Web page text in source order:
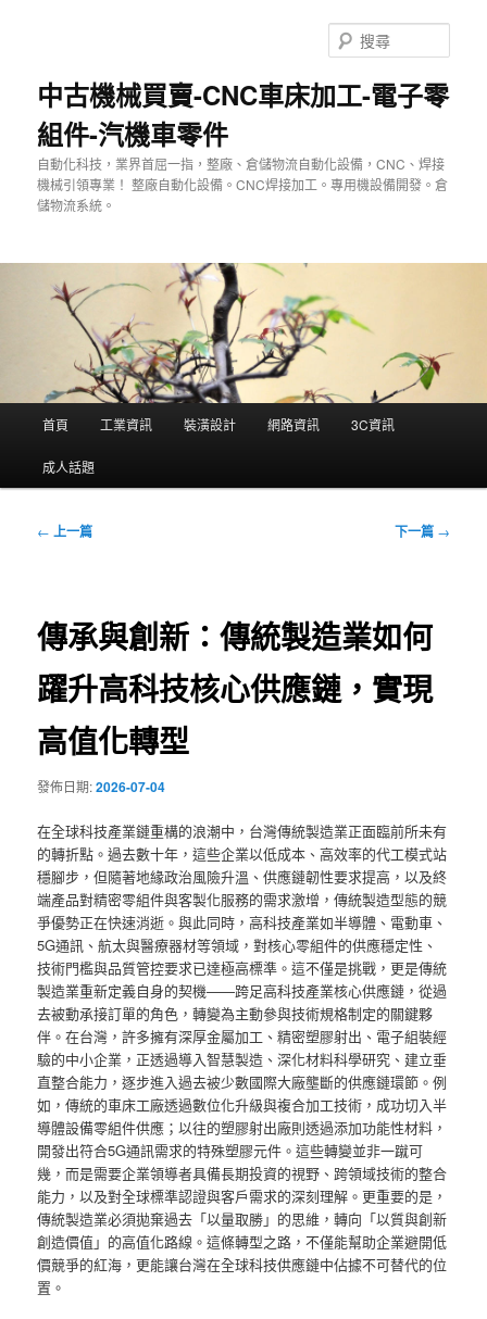
中古機械買賣-CNC車床加工-電子零
組件-汽機車零件
自動化科技，業界首屈一指，整廠、倉儲物流自動化設備，CNC、焊接
機械引領專業！ 整廠自動化設備。CNC焊接加工。專用機設備開發。倉
儲物流系統。
尋
單
首頁 工業資訊 裝潢設計 網路資訊 3C資訊
成人話題
文
← 上一篇 下一篇 →
傳承與創新：傳統製造業如何
躍升高科技核心供應鏈，實現
高值化轉型
發佈日期:2026-07-04
在全球科技產業鏈重構的浪潮中，台灣傳統製造業正面臨前所未有
的轉折點。過去數十年，這些企業以低成本、高效率的代工模式站
穩腳步，但隨著地緣政治風險升溫、供應鏈韌性要求提高，以及終
端產品對精密零組件與客製化服務的需求激增，傳統製造型態的競
爭優勢正在快速消逝。與此同時，高科技產業如半導體、電動車、
5G通訊、航太與醫療器材等領域，對核心零組件的供應穩定性、
技術門檻與品質管控要求已達極高標準。這不僅是挑戰，更是傳統
製造業重新定義自身的契機——跨足高科技產業核心供應鏈，從過
去被動承接訂單的角色，轉變為主動參與技術規格制定的關鍵夥
伴。在台灣，許多擁有深厚金屬加工、精密塑膠射出、電子組裝經
驗的中小企業，正透過導入智慧製造、深化材料科學研究、建立垂
直整合能力，逐步進入過去被少數國際大廠壟斷的供應鏈環節。例
如，傳統的車床工廠透過數位化升級與複合加工技術，成功切入半
導體設備零組件供應；以往的塑膠射出廠則透過添加功能性材料，
開發出符合5G通訊需求的特殊塑膠元件。這些轉變並非一蹴可
幾，而是需要企業領導者具備長期投資的視野、跨領域技術的整合
能力，以及對全球標準認證與客戶需求的深刻理解。更重要的是，
傳統製造業必須拋棄過去「以量取勝」的思維，轉向「以質與創新
創造價值」的高值化路線。這條轉型之路，不僅能幫助企業避開低
價競爭的紅海，更能讓台灣在全球科技供應鏈中佔據不可替代的位
置。